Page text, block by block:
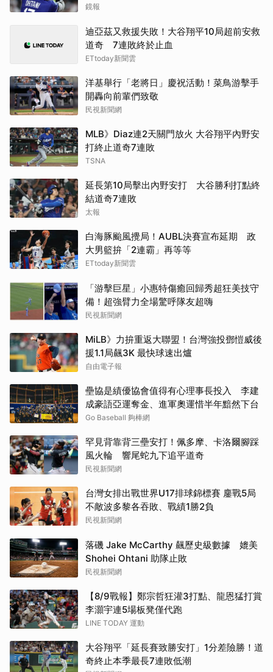
鏡報
迪亞茲又救援失敗！大谷翔平10局超前安救
道奇 7連敗終於止血
ETtoday新聞雲
洋基舉行「老將日」慶祝活動！菜鳥游擊手
開轟向前輩們致敬
民視新聞網
MLB》Diaz連2天關門放火 大谷翔平內野安
打終止道奇7連敗
TSNA
延長第10局擊出內野安打 大谷勝利打點終
結道奇7連敗
太報
白海豚颱風攪局！AUBL決賽宣布延期 政
大男籃拚「2連霸」再等等
ETtoday新聞雲
「游擊巨星」小惠特傷癒回歸秀超狂美技守
備！超強臂力全場驚呼隊友超嗨
民視新聞網
MiLB》力拚重返大聯盟！台灣強投鄧愷威後
援1.1局飆3K 最快球速出爐
自由電子報
壘協是績優協會值得有心理事長投入 李建
成豪語亞運奪金、進軍奧運惜半年黯然下台
Go Baseball 夠棒網
罕見背靠背三壘安打！佩多摩、卡洛爾腳踩
風火輪 響尾蛇九下追平道奇
民視新聞網
台灣女排出戰世界U17排球錦標賽 鏖戰5局
不敵波多黎各吞敗、戰績1勝2負
民視新聞網
落磯 Jake McCarthy 飆歷史級數據 媲美
Shohei Ohtani 助隊止敗
民視新聞網
【8/9戰報】鄭宗哲狂灌3打點、龍恩猛打賞
李灝宇連5場板凳僅代跑
LINE TODAY 運動
大谷翔平「延長賽致勝安打」1分差險勝！道
奇終止本季最長7連敗低潮